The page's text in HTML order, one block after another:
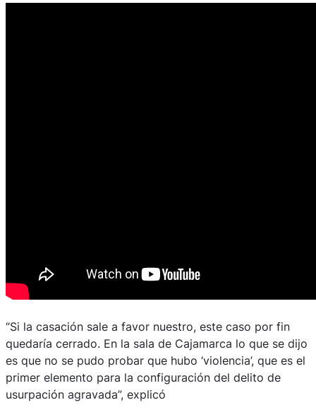
“Si la casación sale a favor nuestro, este caso por fin
quedaría cerrado. En la sala de Cajamarca lo que se dijo
es que no se pudo probar que hubo ‘violencia’, que es el
primer elemento para la configuración del delito de
usurpación agravada”, explicó